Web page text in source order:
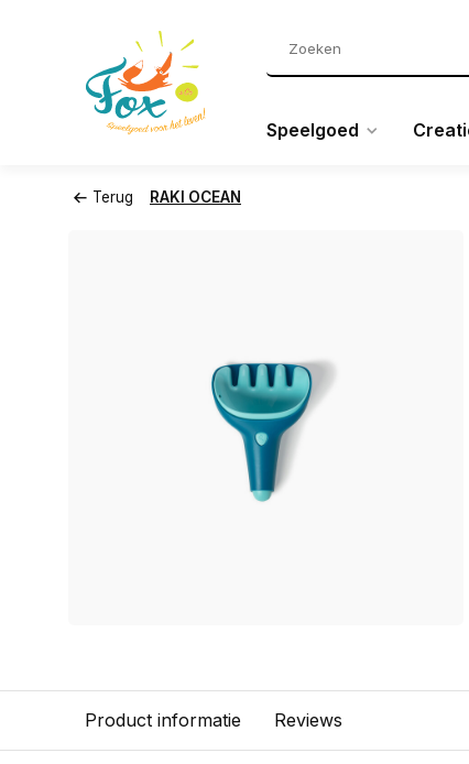
Speelgoed
Terug RAKI OCEAN
Product informatie Reviews